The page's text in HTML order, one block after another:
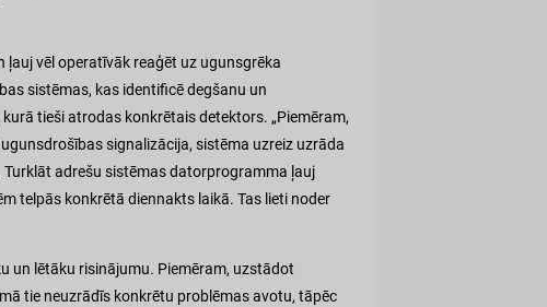
ļauj vēl operatīvāk reaģēt uz ugunsgrēka
sistēmas, kas identificē degšanu un
tieši atrodas konkrētais detektors. „Piemēram,
signalizācija, sistēma uzreiz uzrāda
adrešu sistēmas datorprogramma ļauj
telpās konkrētā diennakts laikā. Tas lieti noder
un lētāku risinājumu. Piemēram, uzstādot
tie neuzrādīs konkrētu problēmas avotu, tāpēc